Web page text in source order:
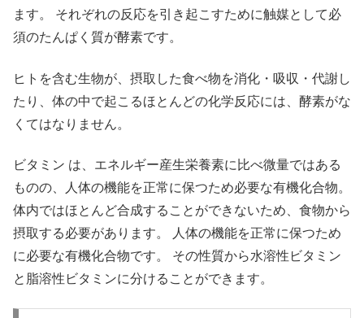
ます。 それぞれの反応を引き起こすために触媒として必
須のたんぱく質が酵素です。
ヒトを含む生物が、摂取した食べ物を消化・吸収・代謝し
たり、体の中で起こるほとんどの化学反応には、酵素がな
くてはなりません。
ビタミン は、エネルギー産生栄養素に比べ微量ではある
ものの、人体の機能を正常に保つため必要な有機化合物。
体内ではほとんど合成することができないため、食物から
摂取する必要があります。 人体の機能を正常に保つため
に必要な有機化合物です。 その性質から水溶性ビタミン
と脂溶性ビタミンに分けることができます。